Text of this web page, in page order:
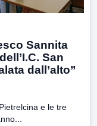
Sannita
San
dall’alto”
e le tre